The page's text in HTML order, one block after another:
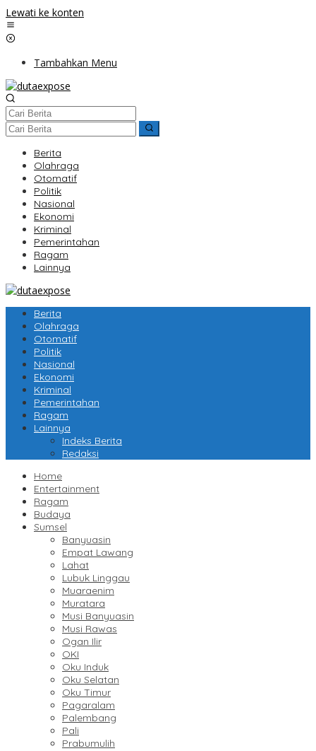
Lewati ke konten
Tambahkan Menu
Berita
Olahraga
Otomatif
Politik
Nasional
Ekonomi
Kriminal
Pemerintahan
Ragam
Lainnya
Berita
Olahraga
Otomatif
Politik
Nasional
Ekonomi
Kriminal
Pemerintahan
Ragam
Lainnya
Indeks Berita
Redaksi
Home
Entertainment
Ragam
Budaya
Sumsel
Banyuasin
Empat Lawang
Lahat
Lubuk Linggau
Muaraenim
Muratara
Musi Banyuasin
Musi Rawas
Ogan Ilir
OKI
Oku Induk
Oku Selatan
Oku Timur
Pagaralam
Palembang
Pali
Prabumulih